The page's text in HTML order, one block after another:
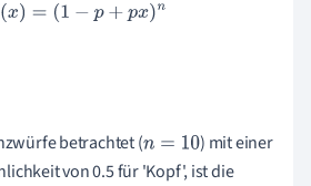
G (x) =(1 −p +px)n
betrachtet (n=10
) mit einer
von 0.5 für 'Kopf', ist die